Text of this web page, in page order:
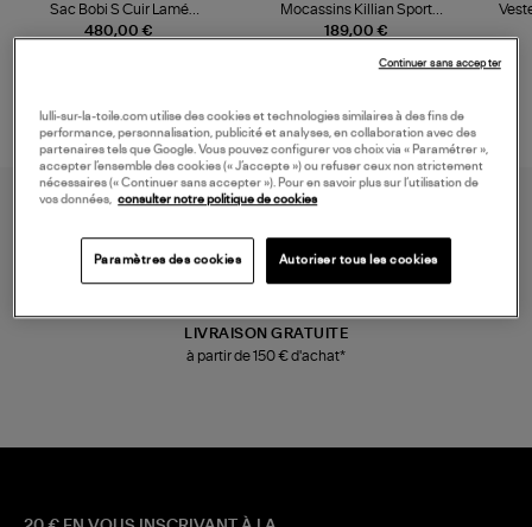
480,00 €
Sac Bobi S Cuir Lamé
Champagne
189,00 €
Mocassins Killian Sport
Mousse
LIVRAISON GRATUITE
à partir de 150 € d'achat*
lulli-sur-la-toile.com utilise des cookies et technologies similaires à des fins de
performance, personnalisation, publicité et analyses, en collaboration avec des
partenaires tels que Google. Vous pouvez configurer vos choix via « Paramétrer »,
accepter l’ensemble des cookies (« J’accepte ») ou refuser ceux non strictement
nécessaires (« Continuer sans accepter »). Pour en savoir plus sur l’utilisation de
vos données, consulter notre politique de cookies
Paramètres des cookies Autoriser tous les cookies
Continuer sans accepter